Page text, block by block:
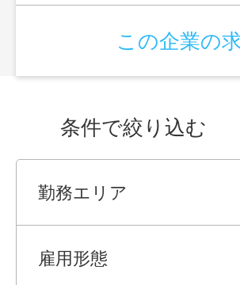
この企業の
条件で絞り込む
勤務エリア
雇用形態